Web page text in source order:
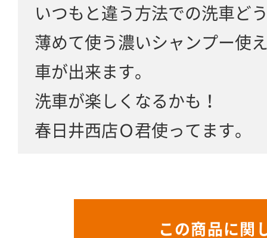
いつもと違う方法での洗車ど
薄めて使う濃いシャンプー使
車が出来ます。
洗車が楽しくなるかも！
春日井西店Ｏ君使ってます。
この商品に関